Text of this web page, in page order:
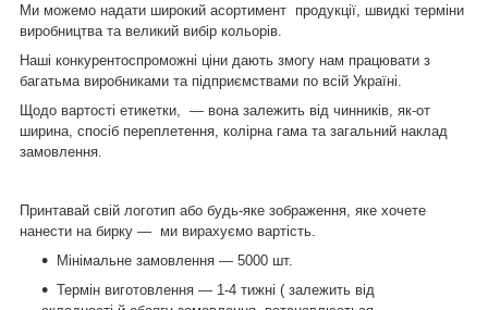
Ми можемо надати широкий асортимент продукції, швидкі терміни
виробництва та великий вибір кольорів.
Наші конкурентоспроможні ціни дають змогу нам працювати з
багатьма виробниками та підприємствами по всій Україні.
Щодо вартості етикетки, — вона залежить від чинників, як-от
ширина, спосіб переплетення, колірна гама та загальний наклад
замовлення.
Принтавай свій логотип або будь-яке зображення, яке хочете
нанести на бирку ― ми вирахуємо вартість.
Мінімальне замовлення — 5000 шт.
Термін виготовлення — 1-4 тижні ( залежить від